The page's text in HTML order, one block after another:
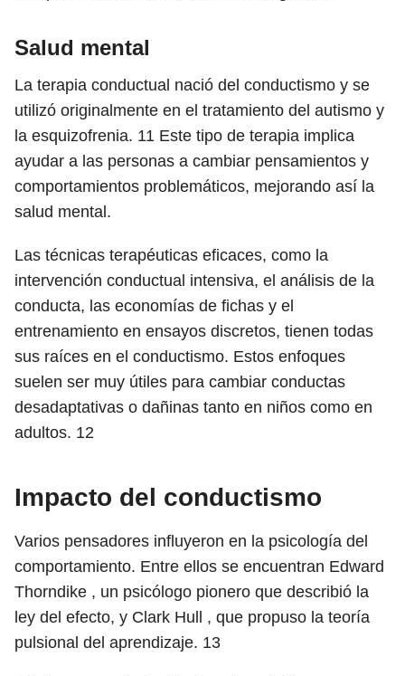
Salud mental
La terapia conductual nació del conductismo y se
utilizó originalmente en el tratamiento del autismo y
la esquizofrenia. 11 Este tipo de terapia implica
ayudar a las personas a cambiar pensamientos y
comportamientos problemáticos, mejorando así la
salud mental.
Las técnicas terapéuticas eficaces, como la
intervención conductual intensiva, el análisis de la
conducta, las economías de fichas y el
entrenamiento en ensayos discretos, tienen todas
sus raíces en el conductismo. Estos enfoques
suelen ser muy útiles para cambiar conductas
desadaptativas o dañinas tanto en niños como en
adultos. 12
Impacto del conductismo
Varios pensadores influyeron en la psicología del
comportamiento. Entre ellos se encuentran Edward
Thorndike , un psicólogo pionero que describió la
ley del efecto, y Clark Hull , que propuso la teoría
pulsional del aprendizaje. 13